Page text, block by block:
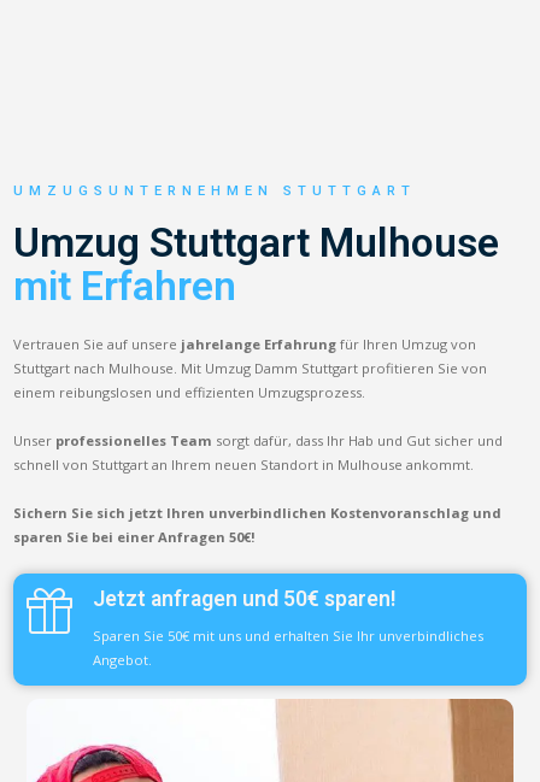
UMZUGSUNTERNEHMEN STUTTGART
Umzug Stuttgart Mulhouse
mit Erfahren
Vertrauen Sie auf unsere jahrelange Erfahrung für Ihren Umzug von
Stuttgart nach Mulhouse. Mit Umzug Damm Stuttgart profitieren Sie von
einem reibungslosen und effizienten Umzugsprozess.
Unser professionelles Team sorgt dafür, dass Ihr Hab und Gut sicher und
schnell von Stuttgart an Ihrem neuen Standort in Mulhouse ankommt.
Sichern Sie sich jetzt Ihren unverbindlichen Kostenvoranschlag und
sparen Sie bei einer Anfragen 50€!
Jetzt anfragen und 50€ sparen!
Sparen Sie 50€ mit uns und erhalten Sie Ihr unverbindliches
Angebot.